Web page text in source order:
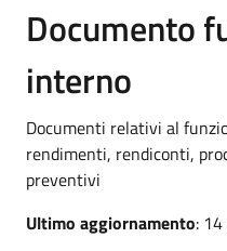
Documento
interno
Documenti relativi al
rendimenti, rendiconti,
preventivi
Ultimo aggiornamento: